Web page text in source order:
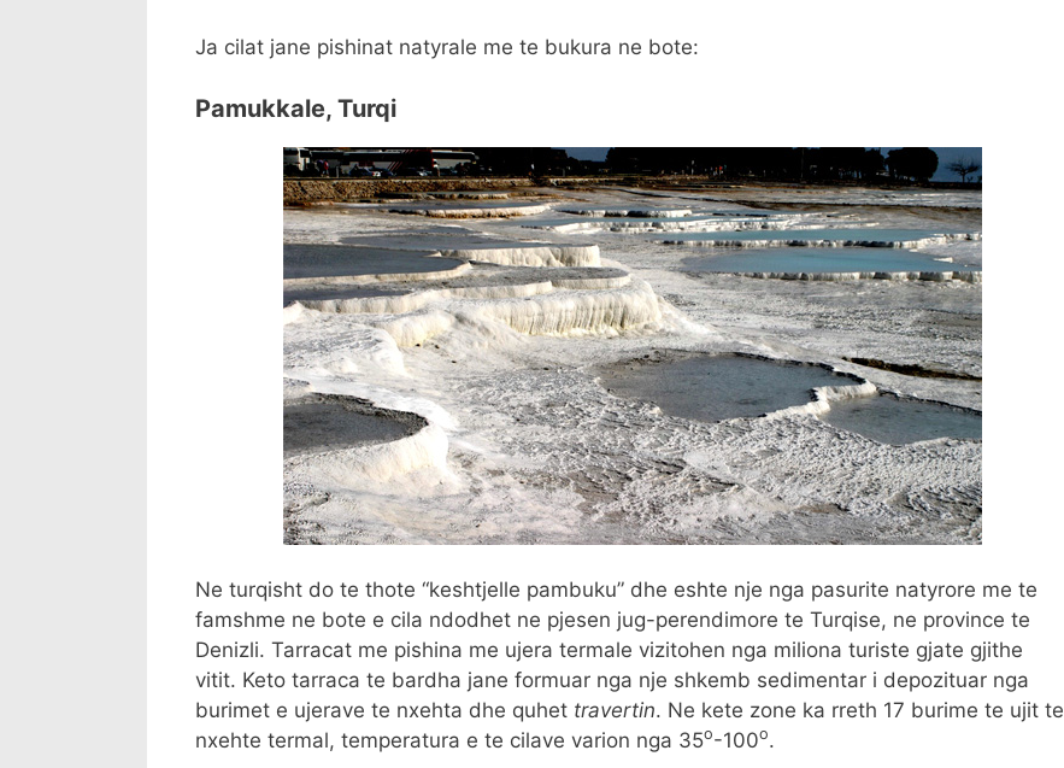
Ja cilat jane pishinat natyrale me te bukura ne bote:
Pamukkale, Turqi
Ne turqisht do te thote “keshtjelle pambuku” dhe eshte nje nga pasurite natyrore me te
famshme ne bote e cila ndodhet ne pjesen jug-perendimore te Turqise, ne province te
Denizli. Tarracat me pishina me ujera termale vizitohen nga miliona turiste gjate gjithe
vitit. Keto tarraca te bardha jane formuar nga nje shkemb sedimentar i depozituar nga
burimet e ujerave te nxehta dhe quhet travertin. Ne kete zone ka rreth 17 burime te ujit te
nxehte termal, temperatura e te cilave varion nga 35o-100o.